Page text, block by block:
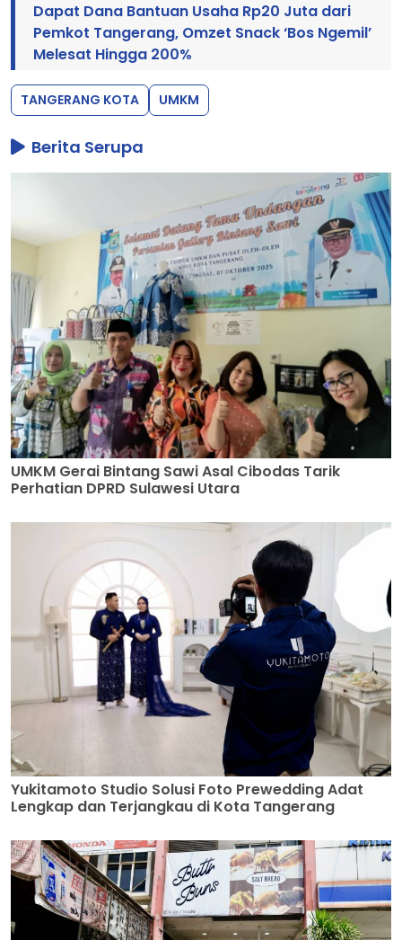
Dapat Dana Bantuan Usaha Rp20 Juta dari
Pemkot Tangerang, Omzet Snack ‘Bos Ngemil’
Melesat Hingga 200%
TANGERANG KOTA UMKM
Berita Serupa
UMKM Gerai Bintang Sawi Asal Cibodas Tarik
Perhatian DPRD Sulawesi Utara
Yukitamoto Studio Solusi Foto Prewedding Adat
Lengkap dan Terjangkau di Kota Tangerang